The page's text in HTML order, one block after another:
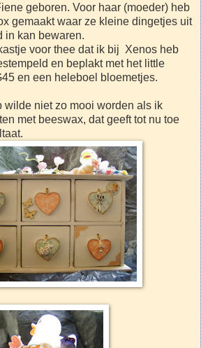
geboren. Voor haar (moeder) heb
gemaakt waar ze kleine dingetjes uit
in kan bewaren.
voor thee dat ik bij Xenos heb
en beplakt met het little
en een heleboel bloemetjes.
wilde niet zo mooi worden als ik
met beeswax, dat geeft tot nu toe